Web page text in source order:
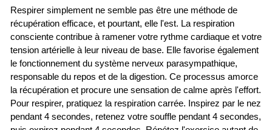
Respirer simplement ne semble pas être une méthode de
récupération efficace, et pourtant, elle l'est. La respiration
consciente contribue à ramener votre rythme cardiaque et votre
tension artérielle à leur niveau de base. Elle favorise également
le fonctionnement du système nerveux parasympathique,
responsable du repos et de la digestion. Ce processus amorce
la récupération et procure une sensation de calme après l'effort.
Pour respirer, pratiquez la respiration carrée. Inspirez par le nez
pendant 4 secondes, retenez votre souffle pendant 4 secondes,